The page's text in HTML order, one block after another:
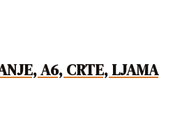
A6, CRTE, LJAMA